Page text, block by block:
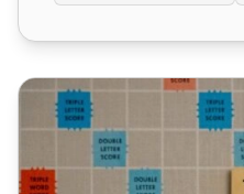
Топли срещу студени